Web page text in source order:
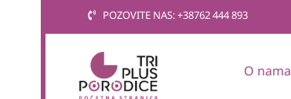
POZOVITE NAS: +38762 444 893
O nama